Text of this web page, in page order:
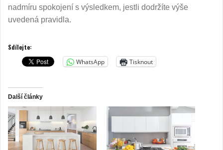
nadmíru spokojení s výsledkem, jestli dodržíte výše
uvedená pravidla.
Sdílejte:
WhatsApp
Tisknout
Další články